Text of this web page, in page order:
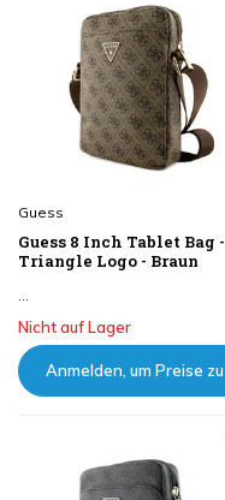
Guess
Guess 8 Inch Tablet Bag -
Triangle Logo - Braun
Nicht auf Lager
Anmelden, um Preise zu